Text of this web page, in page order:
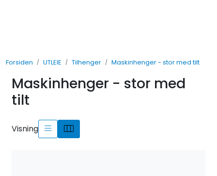
Forsiden UTLEIE Tilhenger Maskinhenger - stor med tilt
Maskinhenger - stor med
tilt
Visning
SALG
TJENESTER
AVDELINGER